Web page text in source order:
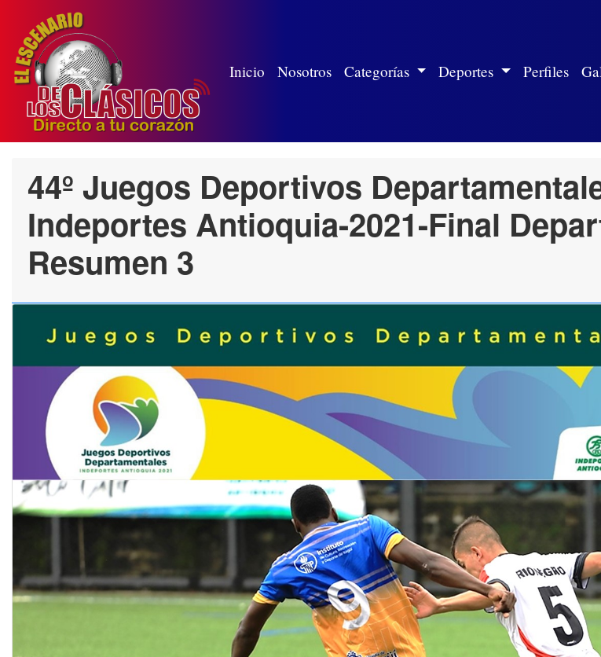
Inicio Nosotros(white)
Categorías Deportes Perfiles
44º Juegos Deportivos
Indeportes Antioquia-2021-Final
Resumen 3